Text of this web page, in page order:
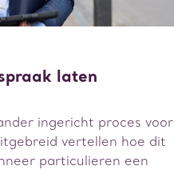
laten
ingericht proces voor
vertellen hoe dit
particulieren een